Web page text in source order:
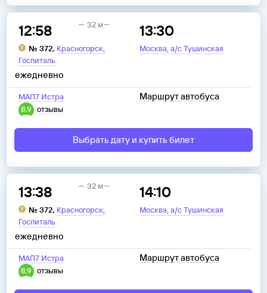
12:58
№ 372, Красногорск,
Госпиталь
13:30
Москва,а/с Тушинская
32 м
МАП7 Истра
8,9
отзывы
ежедневно
Маршрут автобуса
Выбрать дату и купить билет
13:38
№ 372, Красногорск,
Госпиталь
14:10
Москва,а/с Тушинская
32 м
МАП7 Истра
8,9
отзывы
ежедневно
Маршрут автобуса